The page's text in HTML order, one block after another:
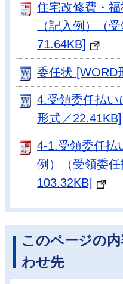
住宅改修費・
（記入例）（
71.64KB]
委任状 [WORD
4.受領委任払い
形式／22.41KB]
4-1.受領委任払
例）（受領委
103.32KB]
このページの
わせ先